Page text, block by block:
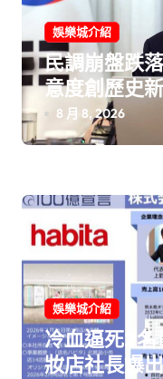
娛樂城介紹
民調崩盤跌
意度創歷史
「4大致命議
8 月 8, 2026
娛樂城介紹
冷血逼死2名
妝店社長爆